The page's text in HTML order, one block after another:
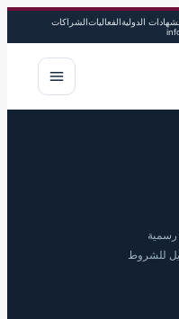
الدوليةالفعالياتالشراكات
رسمية
للشروط